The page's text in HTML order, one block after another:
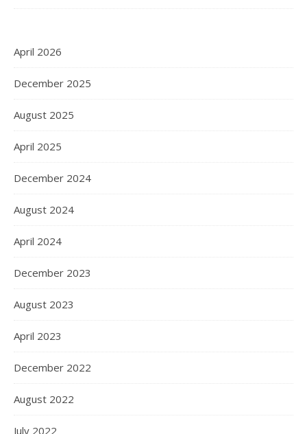
April 2026
December 2025
August 2025
April 2025
December 2024
August 2024
April 2024
December 2023
August 2023
April 2023
December 2022
August 2022
July 2022